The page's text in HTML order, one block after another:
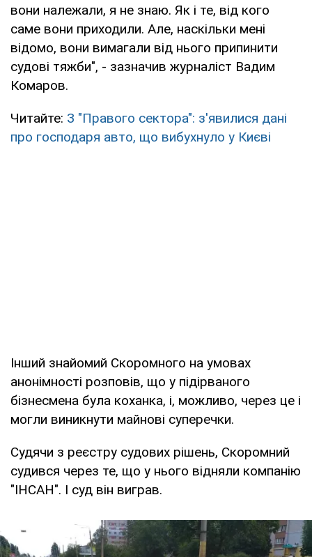
вони належали, я не знаю. Як і те, від кого
саме вони приходили. Але, наскільки мені
відомо, вони вимагали від нього припинити
судові тяжби", - зазначив журналіст Вадим
Комаров.
Читайте: З "Правого сектора": з'явилися дані
про господаря авто, що вибухнуло у Києві
Інший знайомий Скоромного на умовах
анонімності розповів, що у підірваного
бізнесмена була коханка, і, можливо, через це і
могли виникнути майнові суперечки.
Судячи з реєстру судових рішень, Скоромний
судився через те, що у нього відняли компанію
"ІНСАН". І суд він виграв.